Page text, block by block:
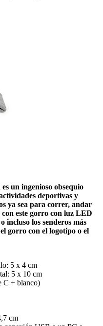
un ingenioso obsequio
deportivas y
ya sea para correr, andar
este gorro con luz LED
incluso los senderos más
gorro con el logotipo o el
5 x 4 cm
5 x 10 cm
C + blanco)
cm